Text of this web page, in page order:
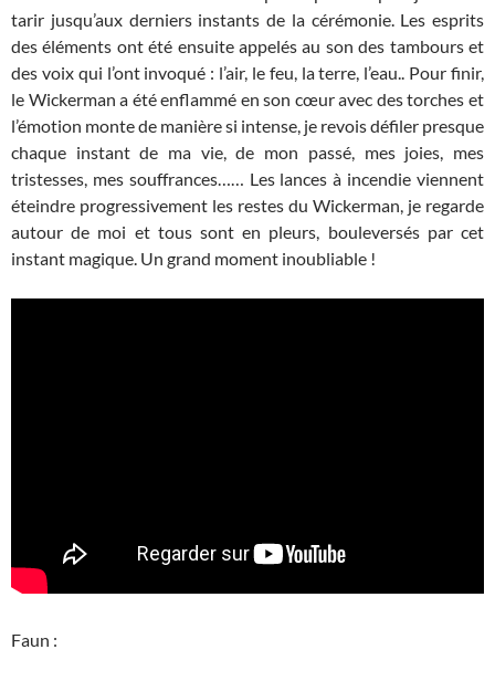
tarir jusqu’aux derniers instants de la cérémonie. Les esprits
des éléments ont été ensuite appelés au son des tambours et
des voix qui l’ont invoqué : l’air, le feu, la terre, l’eau.. Pour finir,
le Wickerman a été enflammé en son cœur avec des torches et
l’émotion monte de manière si intense, je revois défiler presque
chaque instant de ma vie, de mon passé, mes joies, mes
tristesses, mes souffrances…… Les lances à incendie viennent
éteindre progressivement les restes du Wickerman, je regarde
autour de moi et tous sont en pleurs, bouleversés par cet
instant magique. Un grand moment inoubliable !
Faun :